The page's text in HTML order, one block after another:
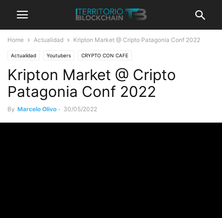
Home Actualidad Kripton Market @ Cripto Patagonia Conf 2022
Actualidad Youtubers CRYPTO CON CAFE
Kripton Market @ Cripto
Patagonia Conf 2022
By Marcelo Olivo - 30/05/2022